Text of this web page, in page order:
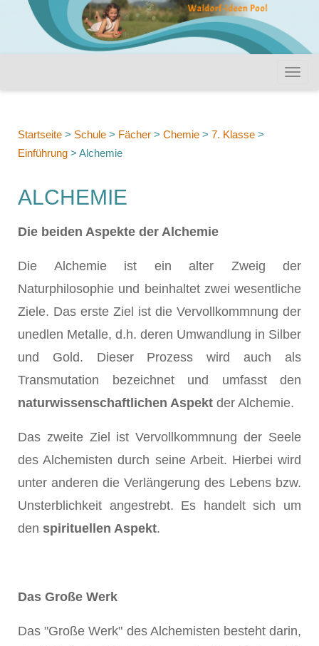
Startseite > Schule > Fächer > Chemie > 7. Klasse >
Einführung > Alchemie
ALCHEMIE
Die beiden Aspekte der Alchemie
Die Alchemie ist ein alter Zweig der
Naturphilosophie und beinhaltet zwei wesentliche
Ziele. Das erste Ziel ist die Vervollkommnung der
unedlen Metalle, d.h. deren Umwandlung in Silber
und Gold. Dieser Prozess wird auch als
Transmutation bezeichnet und umfasst den
naturwissenschaftlichen Aspekt der Alchemie.
Das zweite Ziel ist Vervollkommnung der Seele
des Alchemisten durch seine Arbeit. Hierbei wird
unter anderen die Verlängerung des Lebens bzw.
Unsterblichkeit angestrebt. Es handelt sich um
den spirituellen Aspekt.
Das Große Werk
Das "Große Werk" des Alchemisten besteht darin,